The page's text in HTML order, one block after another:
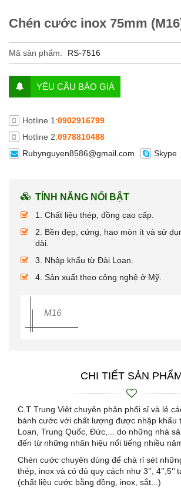
Chén cước inox 75mm
Mã sản phẩm: RS-7516
YÊU CẦU BÁO GIÁ
Hotline 1:0902916799
Hotline 2:0978810488
Rubynguyen8586@gmail.com
Skype
TÍNH NĂNG NỔI BẬT
1. Chất liệu thép, đồng cao cấp.
2. Bền đẹp, cứng, hao mòn ít và sử
dài.
3. Nhập khẩu từ Đài Loan.
4. Sản xuất theo công nghệ ở Mỹ.
M16
CHI TIẾT SẢN
C.T Trung Việt chuyên phân phối sỉ và lẻ
bánh cước với chất lượng được nhập khẩu
Loan, Trung Quốc, Đức,... do những nhà
đến từ những nhãn hiệu nổi tiếng nhiều
Chén cước chuyên dùng để chà rỉ sét
thép, inox và có đủ quy cách như 3’’,
(chất liệu cước bằng đồng, inox, sắt...)